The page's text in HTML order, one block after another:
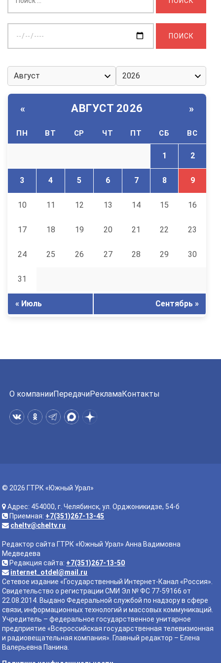
дату:
« АВГУСТ 2026 »
ПН ВТ СР ЧТ ПТ СБ ВС
1 2
3 4 5 6 7 8 9
10 11 12 13 14 15 16
17 18 19 20 21 22 23
24 25 26 27 28 29 30
31
« Июль Сентябрь »
О компанииПередачиРекламаКонтакты
© 2026 ГТРК «Южный Урал»
Адрес: 454000, г. Челябинск, ул. Орджоникидзе, 54-б
Приемная: +7(351)267-13-45
cheltv@cheltv.ru
Редактор сайта ГТРК «Южный Урал» Анна Вадимовна
Медведева
Редакция сайта: +7(351)267-13-50
internet_otdel@mail.ru
Сетевое издание «Государственный Интернет-Канал «Россия».
Свидетельство о регистрации СМИ Эл № ФС 77-59166 от
22.08.2014. Выдано Федеральной службой по надзору в сфере
связи, информационных технологий и массовых коммуникаций.
Учредитель – федеральное государственное унитарное
предприятие «Всероссийская государственная телевизионная
и радиовещательная компания». Главный редактор – Елена
Валерьевна Панина.